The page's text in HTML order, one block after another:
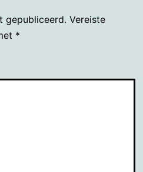
gepubliceerd. Vereiste
*